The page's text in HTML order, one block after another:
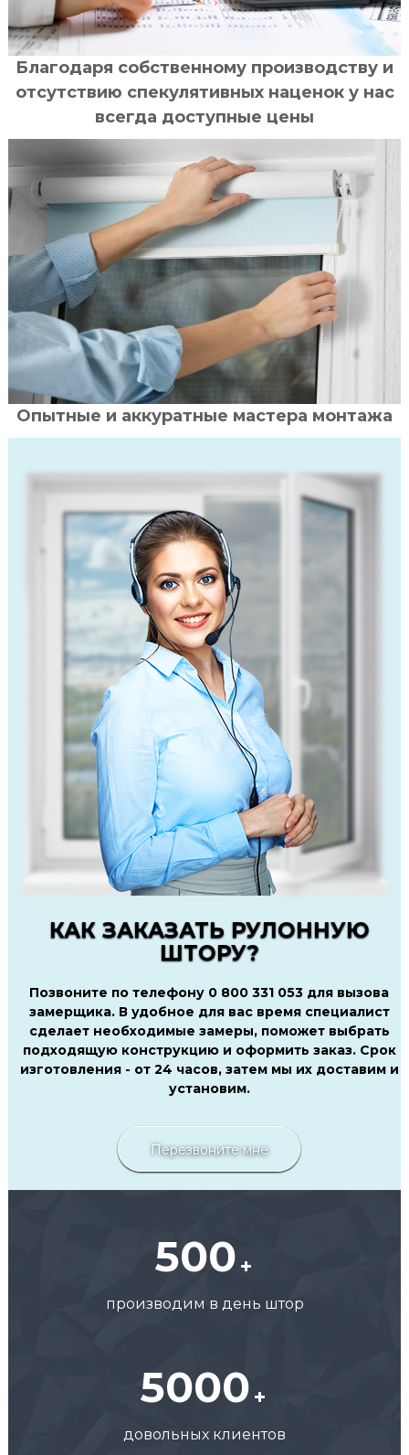
Благодаря собственному производству и
отсутствию спекулятивных наценок у нас
всегда доступные цены
Опытные и аккуратные мастера монтажа
КАК ЗАКАЗАТЬ РУЛОННУЮ
ШТОРУ?
Позвоните по телефону 0 800 331 053 для вызова
замерщика. В удобное для вас время специалист
сделает необходимые замеры, поможет выбрать
подходящую конструкцию и оформить заказ. Срок
изготовления - от 24 часов, затем мы их доставим и
установим.
Перезвоните мне
500
производим в день штор
5000
довольных клиентов